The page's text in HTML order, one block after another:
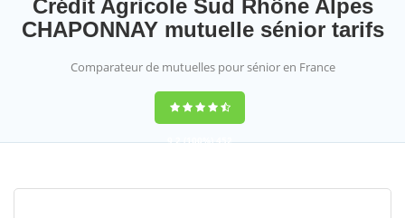
Crédit Agricole Sud Rhône Alpes
CHAPONNAY mutuelle sénior tarifs
Comparateur de mutuelles pour sénior en France
9,2(100%)452